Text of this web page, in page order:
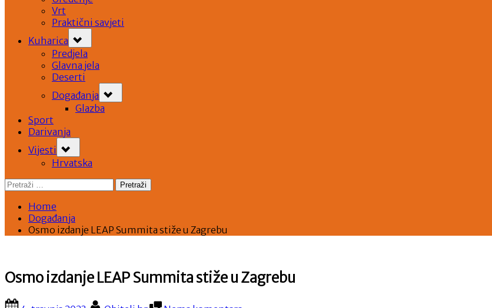
Vrt
Praktični savjeti
Kuharica
sub-
menu
Predjela
Glavna jela
Deserti
Događanja
sub-
menu
Glazba
Sport
Darivanja
Vijesti
sub-
menu
Hrvatska
Pretraži:
Home
Događanja
Osmo izdanje LEAP Summita stiže u Zagrebu
Osmo izdanje LEAP Summita stiže u Zagrebu
Posted
By